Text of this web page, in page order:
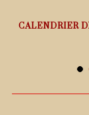
CALENDRIER